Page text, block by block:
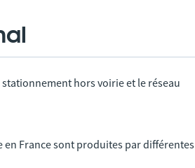
hors voirie et le réseau
France sont produites par différentes